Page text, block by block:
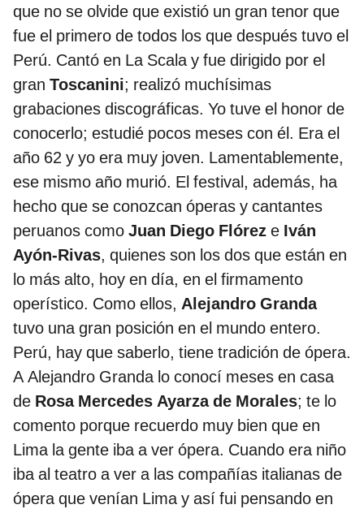
que no se olvide que existió un gran tenor que
fue el primero de todos los que después tuvo el
Perú. Cantó en La Scala y fue dirigido por el
gran Toscanini; realizó muchísimas
grabaciones discográficas. Yo tuve el honor de
conocerlo; estudié pocos meses con él. Era el
año 62 y yo era muy joven. Lamentablemente,
ese mismo año murió. El festival, además, ha
hecho que se conozcan óperas y cantantes
peruanos como Juan Diego Flórez e Iván
Ayón-Rivas, quienes son los dos que están en
lo más alto, hoy en día, en el firmamento
operístico. Como ellos, Alejandro Granda
tuvo una gran posición en el mundo entero.
Perú, hay que saberlo, tiene tradición de ópera.
A Alejandro Granda lo conocí meses en casa
de Rosa Mercedes Ayarza de Morales; te lo
comento porque recuerdo muy bien que en
Lima la gente iba a ver ópera. Cuando era niño
iba al teatro a ver a las compañías italianas de
ópera que venían Lima y así fui pensando en